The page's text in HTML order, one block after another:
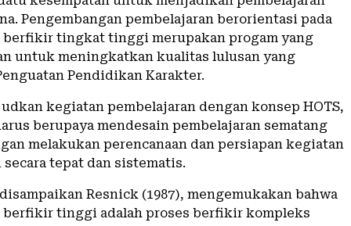
Pengembangan pembelajaran berorientasi pada
tingkat tinggi merupakan progam yang
untuk meningkatkan kualitas lulusan yang
Pendidikan Karakter.
kegiatan pembelajaran dengan konsep HOTS,
berupaya mendesain pembelajaran sematang
melakukan perencanaan dan persiapan kegiatan
secara tepat dan sistematis.
Resnick (1987), mengemukakan bahwa
berfikir tinggi adalah proses berfikir kompleks